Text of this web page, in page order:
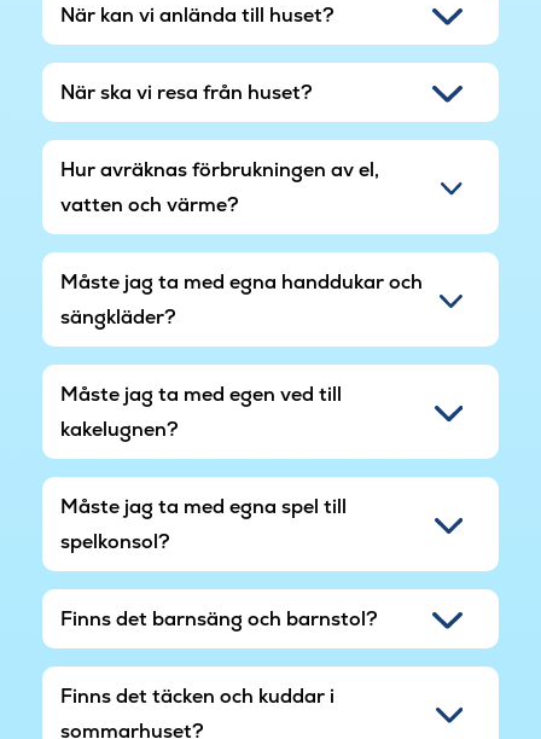
När kan vi anlända till huset?
När ska vi resa från huset?
Hur avräknas förbrukningen av el,
vatten och värme?
Måste jag ta med egna handdukar och
sängkläder?
Måste jag ta med egen ved till
kakelugnen?
Måste jag ta med egna spel till
spelkonsol?
Finns det barnsäng och barnstol?
Finns det täcken och kuddar i
sommarhuset?